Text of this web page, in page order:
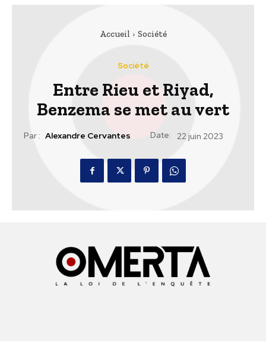
Accueil Société
Société
Entre Rieu et Riyad,
Benzema se met au vert
Par : Alexandre Cervantes Date: 22 juin 2023